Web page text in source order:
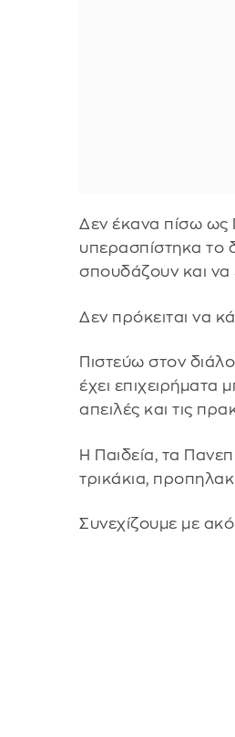
Δεν έκανα πίσω ως
υπερασπίστηκα το
σπουδάζουν και να
Δεν πρόκειται να
Πιστεύω στον
έχει επιχειρήματα
απειλές και τις
Η Παιδεία, τα
τρικάκια,
Συνεχίζουμε με